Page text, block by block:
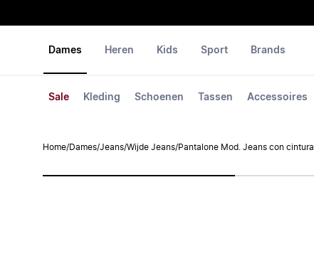
Dames
Sale Kleding Schoenen Tassen Accessoires
Heren Kids Sport Brands
Home/Dames/Jeans/Wijde Jeans/Pantalone Mod. Jeans con cintura